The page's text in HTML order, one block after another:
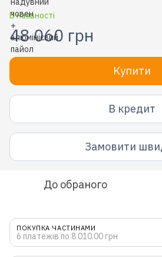
В наявності
48 060 грн
Купити
В кредит
Замовити
До обраного
ПОКУПКА ЧАСТИНАМИ
6 платежів по 8 010.00 грн